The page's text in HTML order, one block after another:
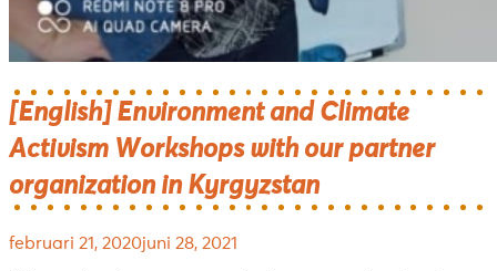
[English] Environment and Climate
Activism Workshops with our partner
organization in Kyrgyzstan
februari 21, 2020juni 28, 2021